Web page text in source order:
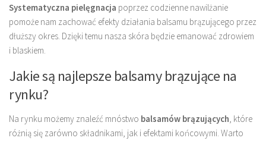
Systematyczna pielęgnacja poprzez codzienne nawilżanie
pomoże nam zachować efekty działania balsamu brązującego przez
dłuższy okres. Dzięki temu nasza skóra będzie emanować zdrowiem
i blaskiem.
Jakie są najlepsze balsamy brązujące na
rynku?
Na rynku możemy znaleźć mnóstwo balsamów brązujących, które
różnią się zarówno składnikami, jak i efektami końcowymi. Warto